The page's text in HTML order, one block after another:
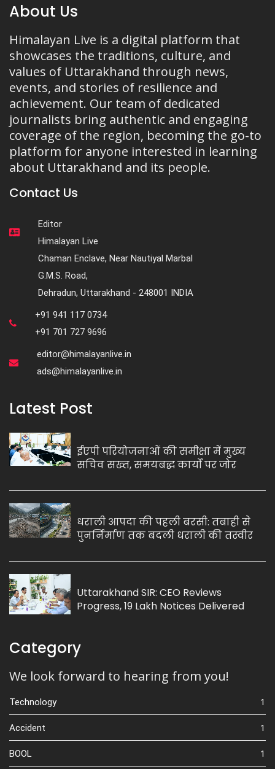
About Us
Himalayan Live is a digital platform that
showcases the traditions, culture, and
values of Uttarakhand through news,
events, and stories of resilience and
achievement. Our team of dedicated
journalists bring authentic and engaging
coverage of the region, becoming the go-to
platform for anyone interested in learning
about Uttarakhand and its people.
Contact Us
Editor
Himalayan Live
Chaman Enclave, Near Nautiyal Marbal
G.M.S. Road,
Dehradun, Uttarakhand - 248001 INDIA
+91 941 117 0734
+91 701 727 9696
editor@himalayanlive.in
ads@himalayanlive.in
Latest Post
ईएपी परियोजनाओं की समीक्षा में मुख्य
सचिव सख्त, समयबद्ध कार्यों पर जोर
धराली आपदा की पहली बरसी: तबाही से
पुनर्निर्माण तक बदली धराली की तस्वीर
Uttarakhand SIR: CEO Reviews
Progress, 19 Lakh Notices Delivered
Category
We look forward to hearing from you!
Technology 1
Accident 1
BOOL 1